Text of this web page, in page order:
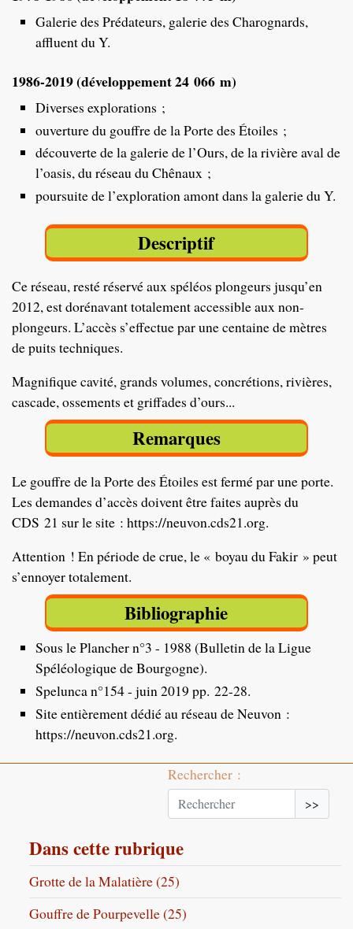
Galerie des Prédateurs, galerie des Charognards,
affluent du Y.
1986-2019 (développement 24 066 m)
Diverses explorations ;
ouverture du gouffre de la Porte des Étoiles ;
découverte de la galerie de l’Ours, de la rivière aval de
l’oasis, du réseau du Chênaux ;
poursuite de l’exploration amont dans la galerie du Y.
Descriptif
Ce réseau, resté réservé aux spéléos plongeurs jusqu’en
2012, est dorénavant totalement accessible aux non-
plongeurs. L’accès s’effectue par une centaine de mètres
de puits techniques.
Magnifique cavité, grands volumes, concrétions, rivières,
cascade, ossements et griffades d’ours...
Remarques
Le gouffre de la Porte des Étoiles est fermé par une porte.
Les demandes d’accès doivent être faites auprès du
CDS 21 sur le site : https://neuvon.cds21.org.
Attention ! En période de crue, le « boyau du Fakir » peut
s’ennoyer totalement.
Bibliographie
Sous le Plancher n°3 - 1988 (Bulletin de la Ligue
Spéléologique de Bourgogne).
Spelunca n°154 - juin 2019 pp. 22-28.
Site entièrement dédié au réseau de Neuvon :
https://neuvon.cds21.org.
Rechercher :
>>
Dans cette rubrique
Grotte de la Malatière (25)
Gouffre de Pourpevelle (25)